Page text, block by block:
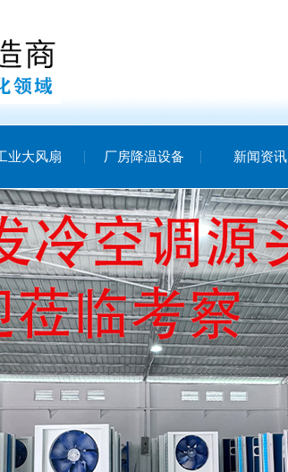
业大风扇 厂房降温设备 新闻资讯